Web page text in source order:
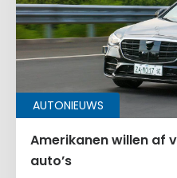
AUTONIEUWS
Amerikanen willen af
auto’s